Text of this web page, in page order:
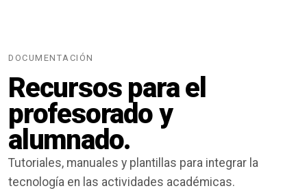
DOCUMENTACIÓN
Recursos para el
profesorado y
alumnado.
Tutoriales, manuales y plantillas para integrar la
tecnología en las actividades académicas.